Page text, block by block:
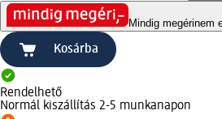
Mindig megérinem
Kosárba
Rendelhető
Normál kiszállítás 2-5 munkanapon